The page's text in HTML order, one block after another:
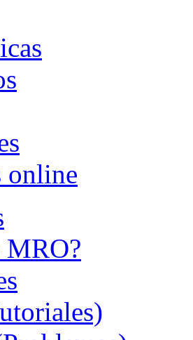
online
MRO?